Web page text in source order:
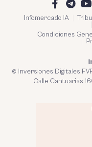
Infomercado IA
Condiciones
© Inversiones Digitales
Calle Cantuarias